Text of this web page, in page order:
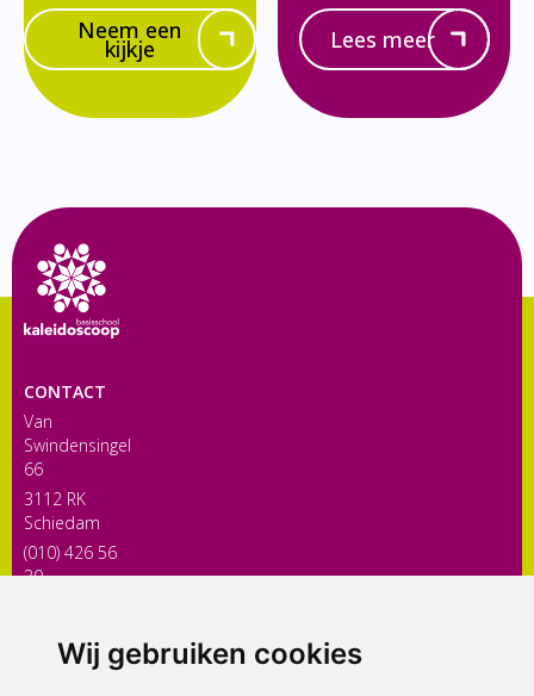
Wij gebruiken cookies
Neem een
kijkje Lees meer
CONTACT
Van
Swindensingel
66
3112 RK
Schiedam
(010) 426 56
30
ONDERDEEL VAN